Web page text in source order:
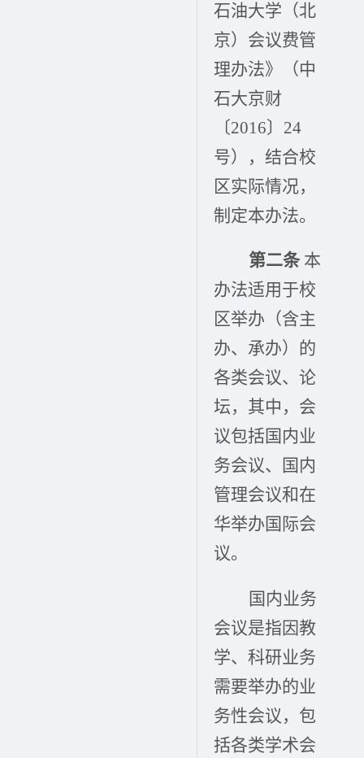
石油大学（北
京）会议费管
理办法》（中
石大京财
〔2016〕24
号），结合校
区实际情况，
制定本办法。
第二条本
办法适用于校
区举办（含主
办、承办）的
各类会议、论
坛，其中，会
议包括国内业
务会议、国内
管理会议和在
华举办国际会
议。
国内业务
会议是指因教
学、科研业务
需要举办的业
务性会议，包
括各类学术会